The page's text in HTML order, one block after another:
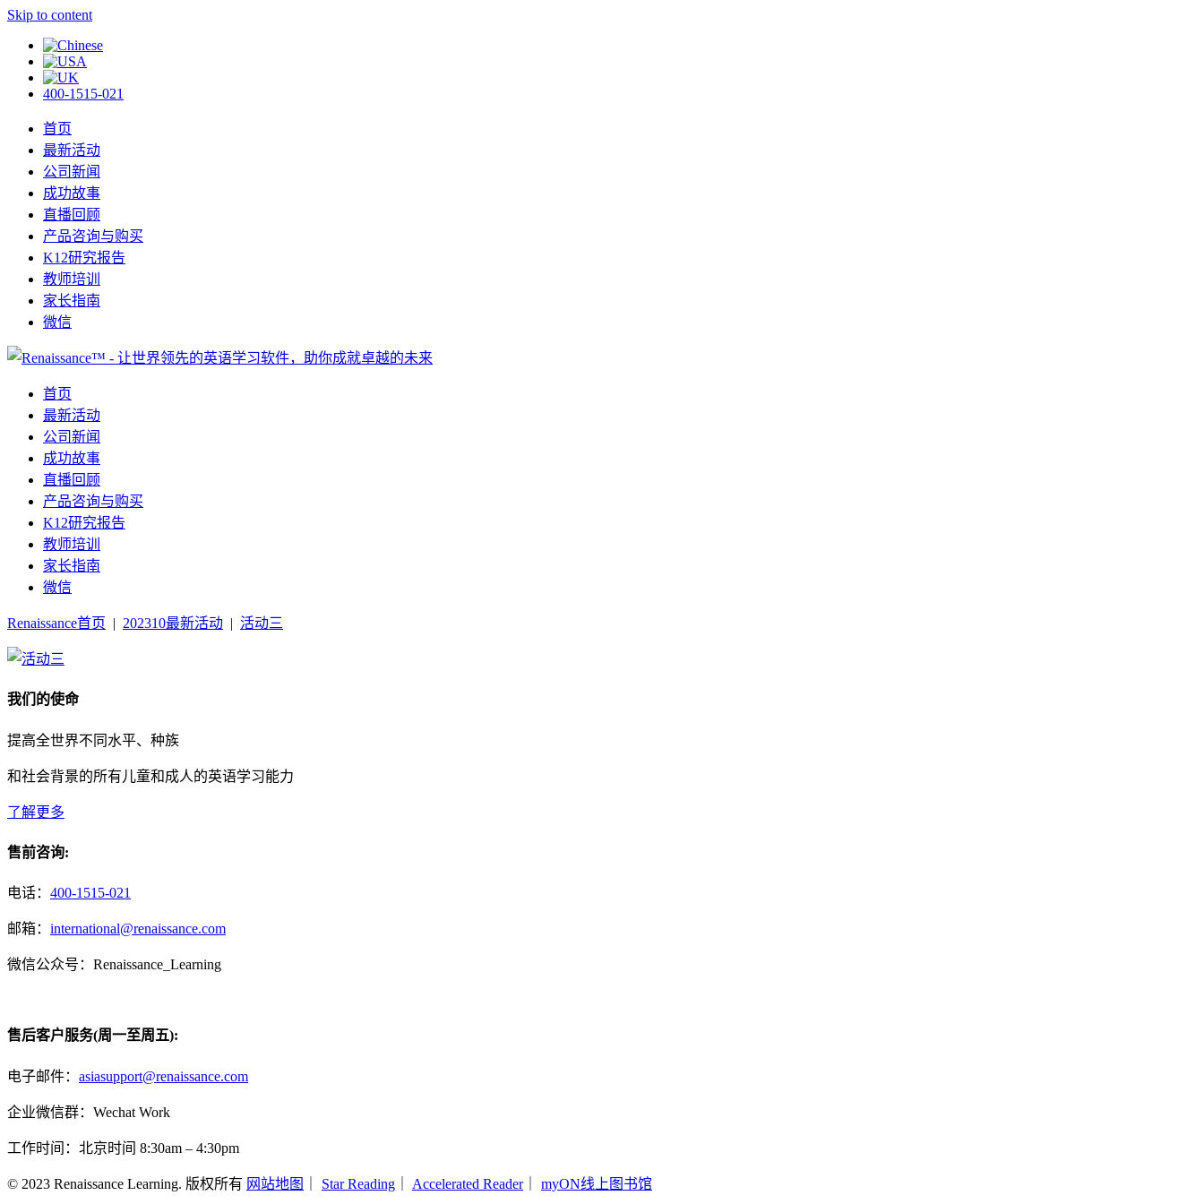
Skip to content
400-1515-021
首页
最新活动
公司新闻
成功故事
直播回顾
产品咨询与购买
K12研究报告
教师培训
家长指南
微信
首页
最新活动
公司新闻
成功故事
直播回顾
产品咨询与购买
K12研究报告
教师培训
家长指南
微信
Renaissance首页 | 202310最新活动 | 活动三
我们的使命
提高全世界不同水平、种族
和社会背景的所有儿童和成人的英语学习能力
了解更多
售前咨询:
电话： 400-1515-021
邮箱： international@renaissance.com
微信公众号：Renaissance_Learning
售后客户服务(周一至周五):
电子邮件： asiasupport@renaissance.com
企业微信群：Wechat Work
工作时间：北京时间 8:30am – 4:30pm
© 2023 Renaissance Learning. 版权所有 网站地图 Star Reading Accelerated Reader｜ myON线上图书馆